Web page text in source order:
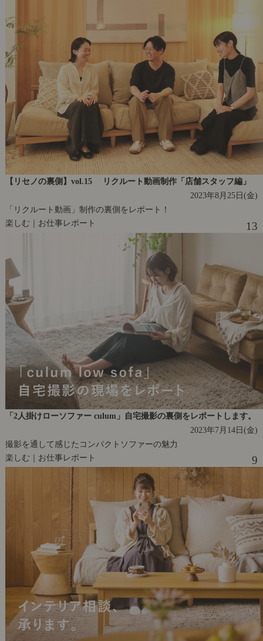
【リセノの裏側】vol.15 リクルート動画制作「店舗スタッフ編」
2023年8月25日(金)
「リクルート動画」制作の裏側をレポート！
楽しむ｜お仕事レポート
13
「2人掛けローソファー culum」自宅撮影の裏側をレポートします。
2023年7月14日(金)
撮影を通して感じたコンパクトソファーの魅力
楽しむ｜お仕事レポート
9